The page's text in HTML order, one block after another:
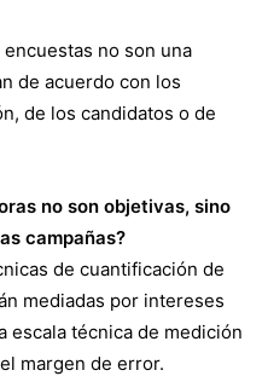
no son una
de acuerdo con los
de los candidatos o de
no son objetivas, sino
campañas?
de cuantificación de
mediadas por intereses
escala técnica de medición
margen de error.